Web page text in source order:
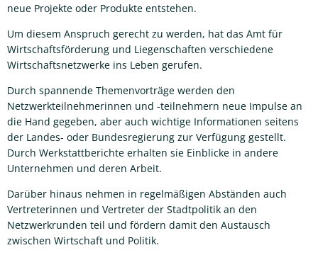
neue Projekte oder Produkte entstehen.
Um diesem Anspruch gerecht zu werden, hat das Amt für
Wirtschaftsförderung und Liegenschaften verschiedene
Wirtschaftsnetzwerke ins Leben gerufen.
Durch spannende Themenvorträge werden den
Netzwerkteilnehmerinnen und -teilnehmern neue Impulse an
die Hand gegeben, aber auch wichtige Informationen seitens
der Landes- oder Bundesregierung zur Verfügung gestellt.
Durch Werkstattberichte erhalten sie Einblicke in andere
Unternehmen und deren Arbeit.
Darüber hinaus nehmen in regelmäßigen Abständen auch
Vertreterinnen und Vertreter der Stadtpolitik an den
Netzwerkrunden teil und fördern damit den Austausch
zwischen Wirtschaft und Politik.